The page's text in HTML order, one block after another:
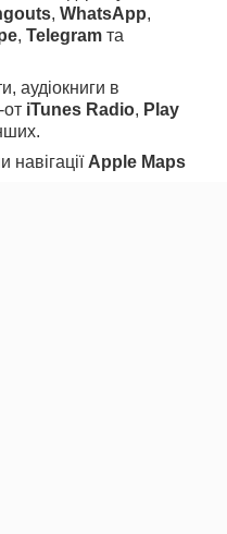
, WhatsApp,
, Telegram та
аудіокниги в
от iTunes Radio, Play
навігації Apple Maps